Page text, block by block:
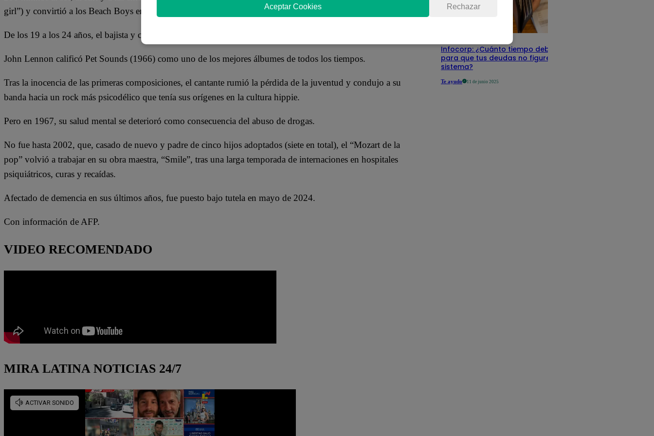
girl”) y convirtió a los Beach Boys en el banda estadounidense más vendida del mundo.
De los 19 a los 24 años, el bajista y cantante se equiparó a los Beatles.
John Lennon calificó Pet Sounds (1966) como uno de los mejores álbumes de todos los tiempos.
Tras la inocencia de las primeras composiciones, el cantante rumió la pérdida de la juventud y condujo a su
banda hacia un rock más psicodélico que tenía sus orígenes en la cultura hippie.
Pero en 1967, su salud mental se deterioró como consecuencia del abuso de drogas.
No fue hasta 2002, que, casado de nuevo y padre de cinco hijos adoptados (siete en total), el “Mozart de la
pop” volvió a trabajar en su obra maestra, “Smile”, tras una larga temporada de internaciones en hospitales
psiquiátricos, curas y recaídas.
Afectado de demencia en sus últimos años, fue puesto bajo tutela en mayo de 2024.
Con información de AFP.
VIDEO RECOMENDADO
MIRA LATINA NOTICIAS 24/7
Infocorp: ¿Cuánto tiempo debe pasar
para que tus deudas no figuren en su
sistema?
Te ayudo 11 de junio 2025
Aceptar Cookies Rechazar